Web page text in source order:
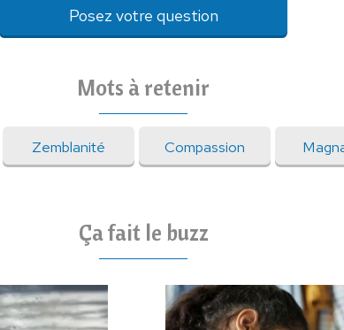
Posez votre question
Mots à retenir
Zemblanité Compassion
Ça fait le buzz